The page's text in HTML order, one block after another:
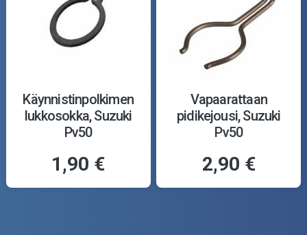
Käynnistinpolkimen
lukkosokka, Suzuki
Pv50
1,90 €
Vapaarattaan
pidikejousi, Suzuki
Pv50
2,90 €